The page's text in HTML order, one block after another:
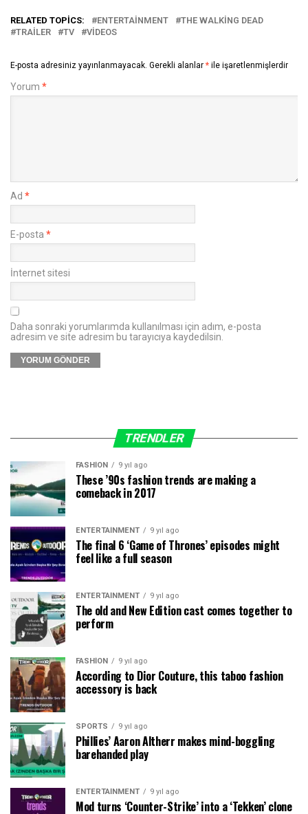
RELATED TOPICS: ENTERTAINMENT
THE WALKING DEAD
TRAILER
TV VIDEOS
E-posta adresiniz yayınlanmayacak. Gerekli alanlar * ile işaretlenmişlerdir
Yorum *
Ad *
E-posta *
İnternet sitesi
Daha sonraki yorumlarımda kullanılması için adım, e-posta
adresim ve site adresim bu tarayıcıya kaydedilsin.
TRENDLER
FASHION 9 yıl ago
These ’90s fashion trends are making a
comeback in 2017
ENTERTAINMENT 9 yıl ago
The final 6 ‘Game of Thrones’ episodes might
feel like a full season
ENTERTAINMENT 9 yıl ago
The old and New Edition cast comes together to
perform
FASHION 9 yıl ago
According to Dior Couture, this taboo fashion
accessory is back
SPORTS 9 yıl ago
Phillies’ Aaron Altherr makes mind-boggling
barehanded play
ENTERTAINMENT 9 yıl ago
Mod turns ‘Counter-Strike’ into a ‘Tekken’ clone